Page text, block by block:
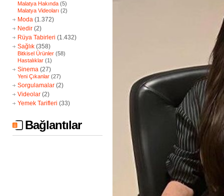
Malatya Hakında (5)
Malatya Videoları (2)
Moda (1.372)
Nedir (2)
Rüya Tabirleri (1.432)
Sağlık (358)
Bitkisel Ürünler (58)
Hastalıklar (1)
Sinema (27)
Yeni Çıkanlar (27)
Sorgulamalar (2)
Videolar (2)
Yemek Tarifleri (33)
Bağlantılar